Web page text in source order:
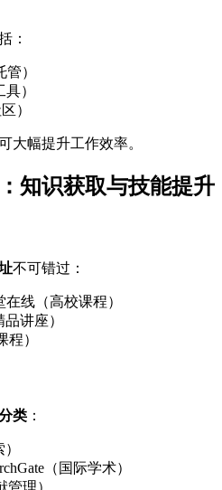
：
）
）
）
大幅提升工作效率。
知识获取与技能提升
不可错过：
线（高校课程）
讲座）
程）
类 ：
（国际学术）